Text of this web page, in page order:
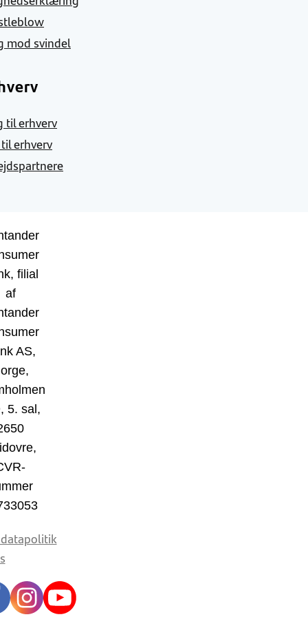
mod svindel
til erhverv
erhverv
filial
af
AS,
5. sal,